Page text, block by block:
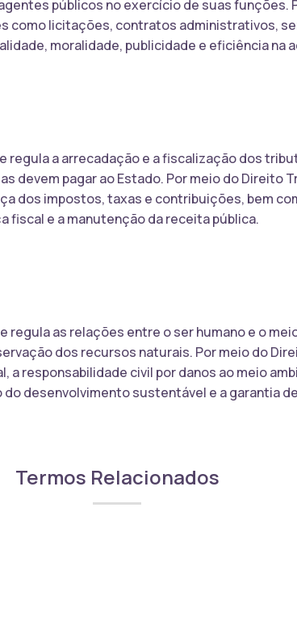
públicos no exercício de suas funções.
como licitações, contratos administrativos,
moralidade, publicidade e eficiência na
regula a arrecadação e a fiscalização dos
devem pagar ao Estado. Por meio do Direito
dos impostos, taxas e contribuições, bem
fiscal e a manutenção da receita pública.
regula as relações entre o ser humano e o
dos recursos naturais. Por meio do
responsabilidade civil por danos ao meio
desenvolvimento sustentável e a garantia
Termos Relacionados